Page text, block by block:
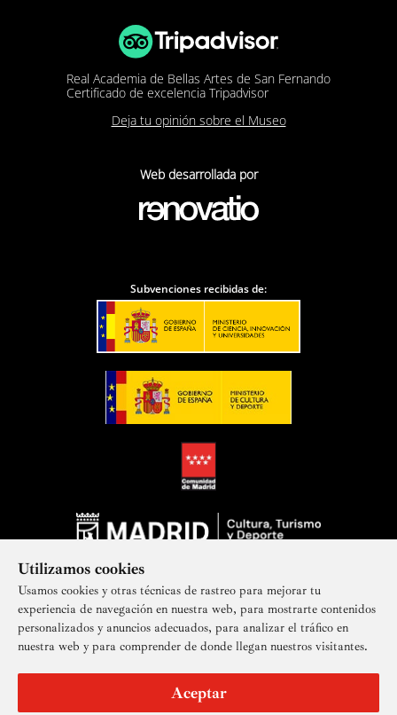
Utilizamos cookies
Usamos cookies y otras técnicas de rastreo para mejorar tu
experiencia de navegación en nuestra web, para mostrarte contenidos
personalizados y anuncios adecuados, para analizar el tráfico en
nuestra web y para comprender de donde llegan nuestros visitantes.
Aceptar
Real Academia de Bellas Artes de San Fernando
Certificado de excelencia Tripadvisor
Deja tu opinión sobre el Museo
Web desarrollada por
Subvenciones recibidas de:
Suscríbete a nuestra newsletter